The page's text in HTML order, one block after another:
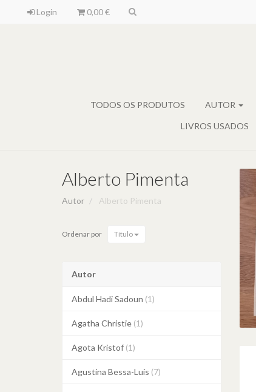
Login 0,00 €
TODOS OS PRODUTOS AUTOR
LIVROS USADOS
Alberto Pimenta
Autor Alberto Pimenta
Ordenar por Título
Autor
Abdul Hadi Sadoun (1)
Agatha Christie (1)
Agota Kristof (1)
Agustina Bessa-Luís (7)